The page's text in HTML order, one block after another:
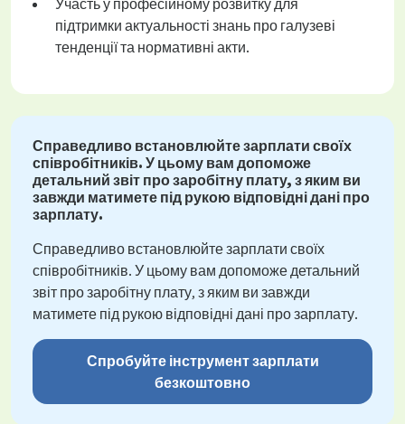
Участь у професійному розвитку для
підтримки актуальності знань про галузеві
тенденції та нормативні акти.
Справедливо встановлюйте зарплати своїх
співробітників. У цьому вам допоможе
детальний звіт про заробітну плату, з яким ви
завжди матимете під рукою відповідні дані про
зарплату.
Справедливо встановлюйте зарплати своїх
співробітників. У цьому вам допоможе детальний
звіт про заробітну плату, з яким ви завжди
матимете під рукою відповідні дані про зарплату.
Спробуйте інструмент зарплати
безкоштовно